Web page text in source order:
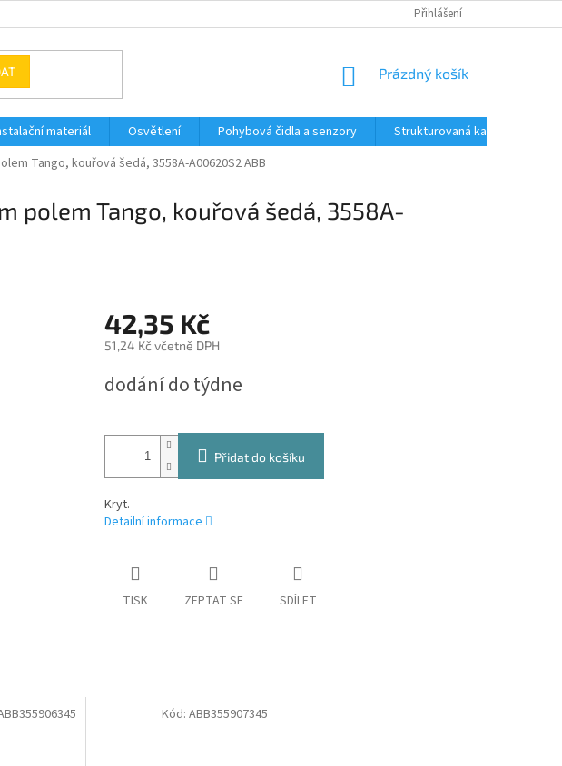
Přihlášení
NÁKUPNÍ
Prázdný košík
materiál Osvětlení Pohybová čidla a senzory Strukturovaná kabeláž
Tango, kouřová šedá, 3558A-A00620S2 ABB
polem Tango, kouřová šedá, 3558A-
42,35 Kč
51,24 Kč včetně DPH
cena:
dodání do týdne
Přidat do košíku
Kryt.
Detailní informace
TISK ZEPTAT SE SDÍLET
Kód:ABB355907345